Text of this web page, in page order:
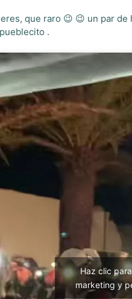
que raro 😉 😉 un par
.
Haz clic
marketing y